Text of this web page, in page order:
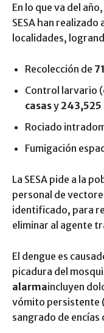
En lo que va del
SESA han
localidades,
Recolección de
Control larvario
casasy243,525
Rociado
Fumigación
La SESA pide a la
personal de
identificado, para
eliminar al agente
El dengue es
picadura del
alarmaincluyen
vómito persistente
sangrado de encías